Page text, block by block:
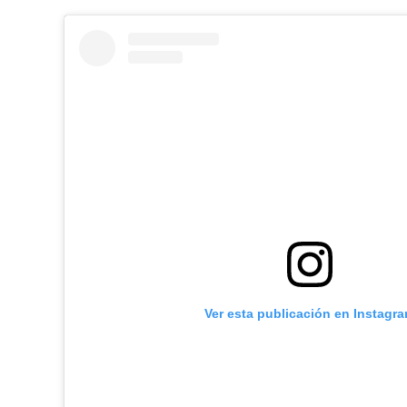
Ver esta publicación en